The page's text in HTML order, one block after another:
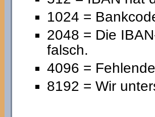
1024 =
2048 = Die
falsch.
4096 =
8192 = Wir